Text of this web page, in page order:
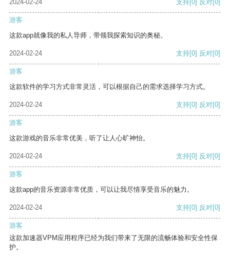
2024-02-24 支持[0] 反对[0]
游客
这款app就像我的私人导师，带领我探索知识的奥秘。
2024-02-24 支持[0] 反对[0]
游客
这款软件的学习方式非常灵活，可以根据自己的需求选择学习方式。
2024-02-24 支持[0] 反对[0]
游客
这款游戏的音乐非常优美，听了让人心旷神怡。
2024-02-24 支持[0] 反对[0]
游客
这款app的音乐资源非常优质，可以让我尽情享受音乐的魅力。
2024-02-24 支持[0] 反对[0]
游客
这款加速器VPM应用程序已经为我们带来了无限的流畅体验和安全性保
护。